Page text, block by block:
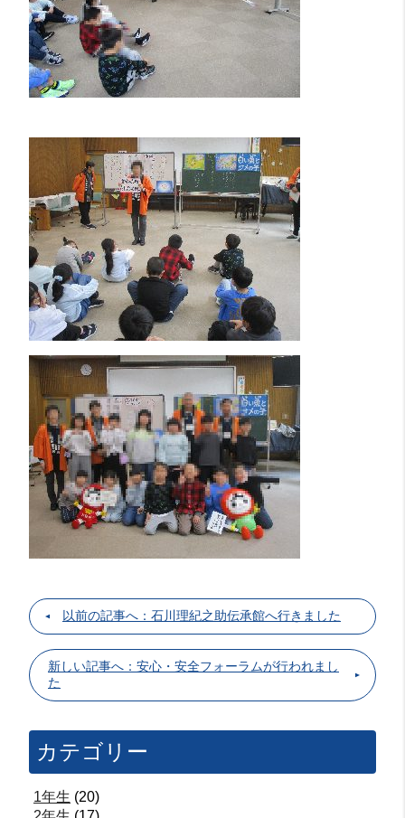
以前の記事へ：石川理紀之助伝承館へ行きました
新しい記事へ：安心・安全フォーラムが行われまし
た
カテゴリー
1年生 (20)